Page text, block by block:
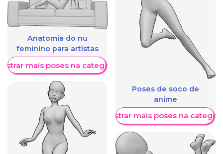
Anatomia do nu
feminino para artistas
mais poses na categoria
Poses de soco de
anime
Mostrar mais poses na